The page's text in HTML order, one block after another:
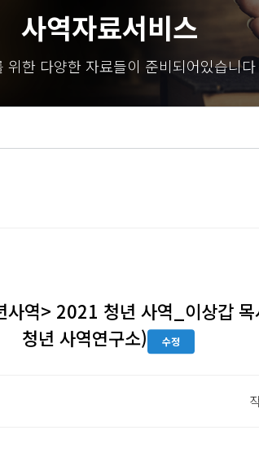
사역자료서비스
위한 다양한 자료들이 준비되어있습니다
사역> 2021 청년 사역_이상갑
청년 사역연구소)
수정